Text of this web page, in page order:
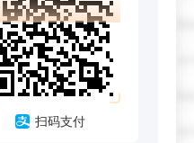
扫码支付